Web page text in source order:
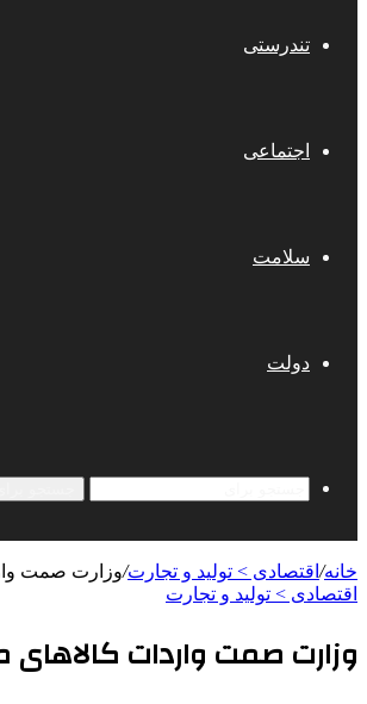
تندرستی
اجتماعی
سلامت
دولت
خانه/ اقتصادی > تولید و تجارت/وزارت صمت
اقتصادی > تولید و تجارت
وزارت صمت واردات